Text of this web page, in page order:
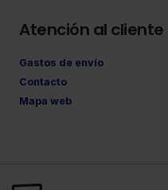
Atención al cliente
Gastos de envío
Contacto
Mapa web